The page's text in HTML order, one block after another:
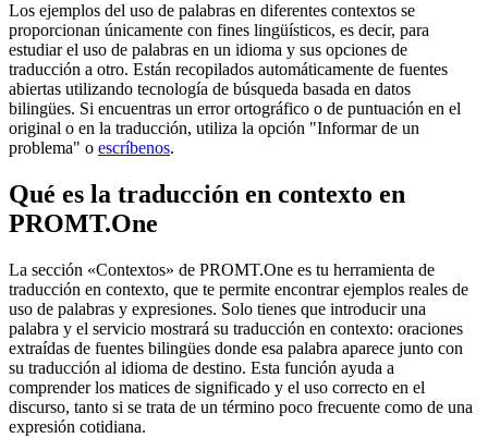
Los ejemplos del uso de palabras en diferentes contextos se
proporcionan únicamente con fines lingüísticos, es decir, para
estudiar el uso de palabras en un idioma y sus opciones de
traducción a otro. Están recopilados automáticamente de fuentes
abiertas utilizando tecnología de búsqueda basada en datos
bilingües. Si encuentras un error ortográfico o de puntuación en el
original o en la traducción, utiliza la opción "Informar de un
problema" o escríbenos.
Qué es la traducción en contexto en
PROMT.One
La sección «Contextos» de PROMT.One es tu herramienta de
traducción en contexto, que te permite encontrar ejemplos reales de
uso de palabras y expresiones. Solo tienes que introducir una
palabra y el servicio mostrará su traducción en contexto: oraciones
extraídas de fuentes bilingües donde esa palabra aparece junto con
su traducción al idioma de destino. Esta función ayuda a
comprender los matices de significado y el uso correcto en el
discurso, tanto si se trata de un término poco frecuente como de una
expresión cotidiana.